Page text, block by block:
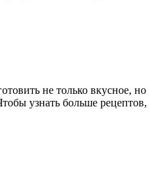
не только вкусное,
узнать больше